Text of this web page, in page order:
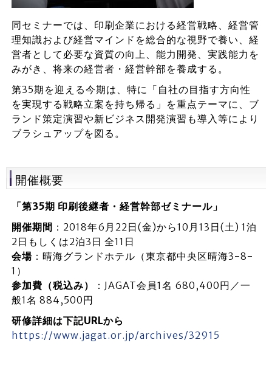
同セミナーでは、印刷企業における経営戦略、経営管
理知識および経営マインドを総合的な視野で養い、経
営者として必要な資質の向上、能力開発、実践能力を
みがき、将来の経営者・経営幹部を養成する。
第35期を迎える今期は、特に「自社の目指す方向性
を実現する戦略立案を持ち帰る」を重点テーマに、ブ
ランド策定演習や新ビジネス開発演習も導入等により
ブラシュアップを図る。
開催概要
「第35期 印刷後継者・経営幹部ゼミナール」
開催期間 ：2018年6月22日(金)から10月13日(土) 1泊
2日もしくは2泊3日 全11日
会場：晴海グランドホテル（東京都中央区晴海3-8-
1）
参加費（税込み）
：JAGAT会員1名 680,400円／一
般1名 884,500円
研修詳細は下記URLから
https://www.jagat.or.jp/archives/32915